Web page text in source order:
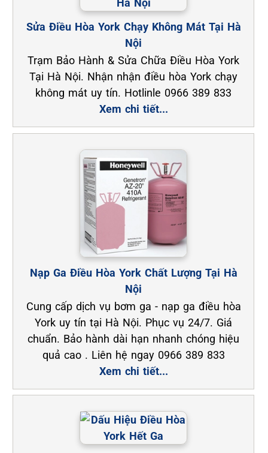
Sửa Điều Hòa York Chạy Không Mát Tại Hà
Nội
Trạm Bảo Hành & Sửa Chữa Điều Hòa York
Tại Hà Nội. Nhận nhận điều hòa York chạy
không mát uy tín. Hotlinle 0966 389 833
Xem chi tiết...
Nạp Ga Điều Hòa York Chất Lượng Tại Hà
Nội
Cung cấp dịch vụ bơm ga - nạp ga điều hòa
York uy tín tại Hà Nội. Phục vụ 24/7. Giá
chuẩn. Bảo hành dài hạn nhanh chóng hiệu
quả cao . Liên hệ ngay 0966 389 833
Xem chi tiết...